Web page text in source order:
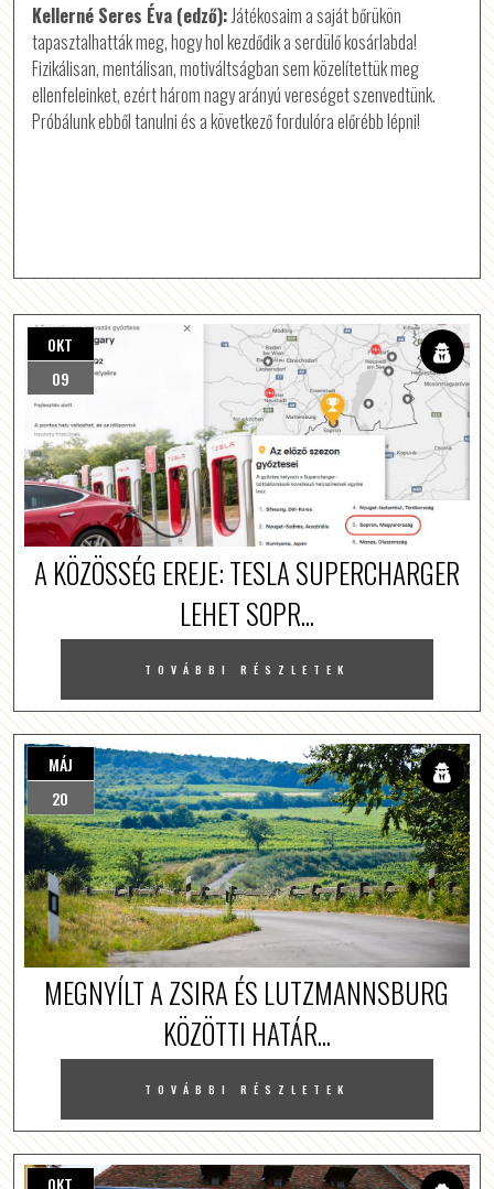
Kellerné Seres Éva (edző): Játékosaim a saját bőrükön
tapasztalhatták meg, hogy hol kezdődik a serdülő kosárlabda!
Fizikálisan, mentálisan, motiváltságban sem közelítettük meg
ellenfeleinket, ezért három nagy arányú vereséget szenvedtünk.
Próbálunk ebből tanulni és a következő fordulóra előrébb lépni!
OKT
09
A KÖZÖSSÉG EREJE: TESLA SUPERCHARGER
LEHET SOPR...
TOVÁBBI RÉSZLETEK
MÁJ
20
MEGNYÍLT A ZSIRA ÉS LUTZMANNSBURG
KÖZÖTTI HATÁR...
TOVÁBBI RÉSZLETEK
OKT